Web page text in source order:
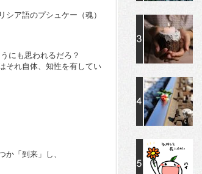
ア語のプシュケー（魂）
うにも思われるだろ？
それ自体、知性を有してい
「到来」し、